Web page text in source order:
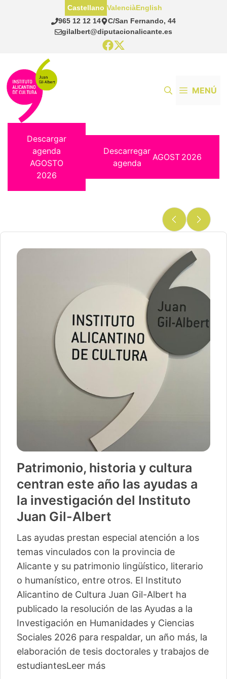
965 12 12 14
C/San Fernando, 44
gilalbert@diputacionalicante.es
Castellano ValenciàEnglish
MENÚ
Descargar
agenda
AGOSTO
2026
Descarregar
agenda
AGOST 2026
Patrimonio, historia y cultura
centran este año las ayudas a
la investigación del Instituto
Juan Gil-Albert
Las ayudas prestan especial atención a los
temas vinculados con la provincia de
Alicante y su patrimonio lingüístico, literario
o humanístico, entre otros. El Instituto
Alicantino de Cultura Juan Gil-Albert ha
publicado la resolución de las Ayudas a la
Investigación en Humanidades y Ciencias
Sociales 2026 para respaldar, un año más, la
elaboración de tesis doctorales y trabajos de
estudiantesLeer más